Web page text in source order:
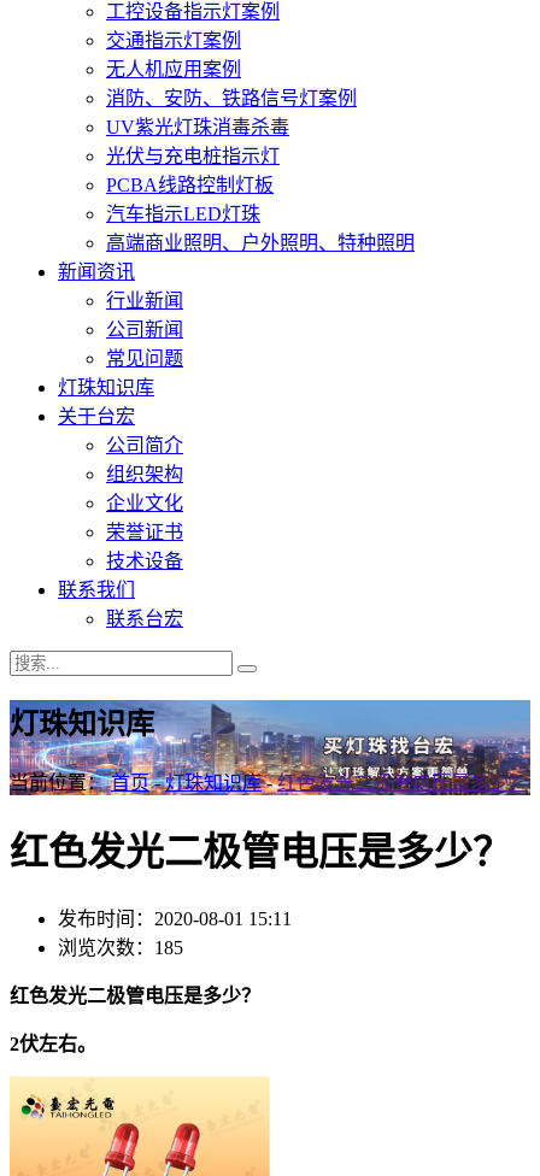
工控设备指示灯案例
交通指示灯案例
无人机应用案例
消防、安防、铁路信号灯案例
UV紫光灯珠消毒杀毒
光伏与充电桩指示灯
PCBA线路控制灯板
汽车指示LED灯珠
高端商业照明、户外照明、特种照明
新闻资讯
行业新闻
公司新闻
常见问题
灯珠知识库
关于台宏
公司简介
组织架构
企业文化
荣誉证书
技术设备
联系我们
联系台宏
灯珠知识库
当前位置：首页-灯珠知识库-红色发光二极管电压是多少？
红色发光二极管电压是多少？
发布时间：2020-08-01 15:11
浏览次数：185
红色发光二极管电压是多少？
2伏左右。